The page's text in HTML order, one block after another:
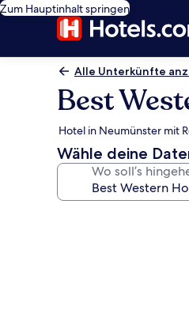
Zum Hauptinhalt springen
Alle Unterkünfte
Best
Hotel in Neumünster mit
Wähle deine
Wo soll’s